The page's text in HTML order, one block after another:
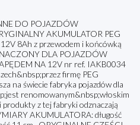
DO POJAZDÓW
AKUMULATOR PEG
8Ah z przewodem i końcówką
DLA POJAZDÓW
NA 12V nr ref. IAKB0034
firmę PEG
na świecie fabryka pojazdów dla
renomowanym&nbsp;włoskim
z tej fabryki odznaczają
AKUMULATORA: długość